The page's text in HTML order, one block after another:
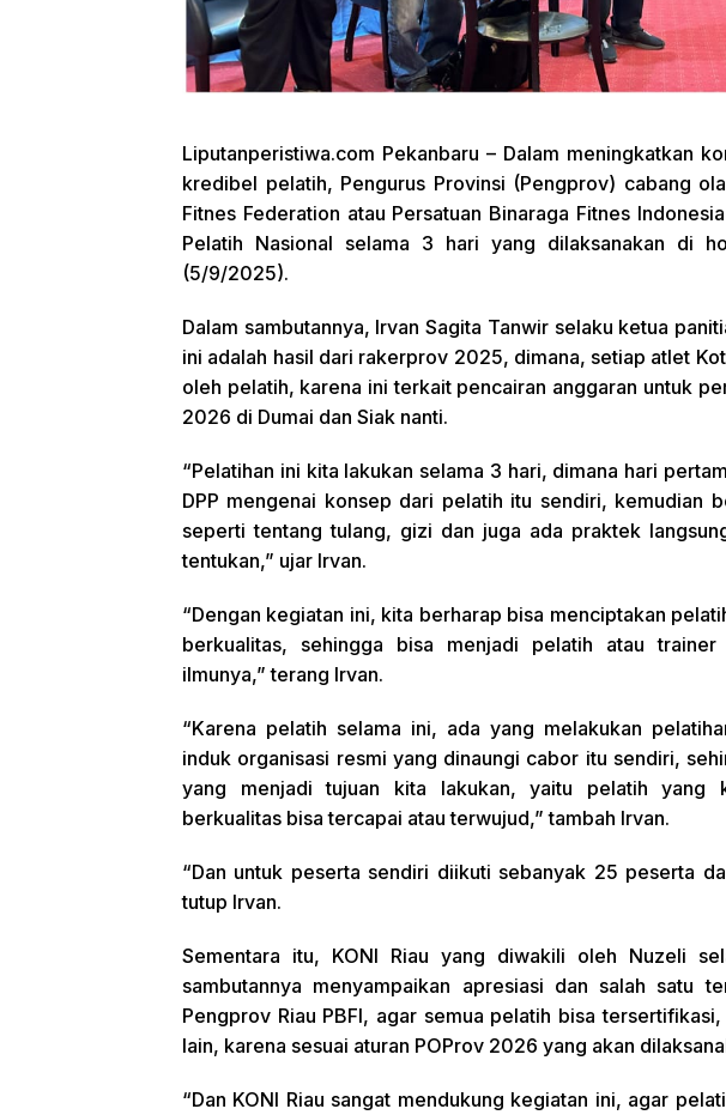
Liputanperistiwa.com Pekanbaru – Dalam meningkatkan
kredibel pelatih, Pengurus Provinsi (Pengprov) cabang
Fitnes Federation atau Persatuan Binaraga Fitnes
Pelatih Nasional selama 3 hari yang dilaksanakan di
(5/9/2025).
Dalam sambutannya, Irvan Sagita Tanwir selaku ketua
ini adalah hasil dari rakerprov 2025, dimana, setiap atlet
oleh pelatih, karena ini terkait pencairan anggaran untuk
2026 di Dumai dan Siak nanti.
“Pelatihan ini kita lakukan selama 3 hari, dimana hari
DPP mengenai konsep dari pelatih itu sendiri, kemudian
seperti tentang tulang, gizi dan juga ada praktek
tentukan,” ujar Irvan.
“Dengan kegiatan ini, kita berharap bisa menciptakan
berkualitas, sehingga bisa menjadi pelatih atau
ilmunya,” terang Irvan.
“Karena pelatih selama ini, ada yang melakukan
induk organisasi resmi yang dinaungi cabor itu sendiri,
yang menjadi tujuan kita lakukan, yaitu pelatih yang
berkualitas bisa tercapai atau terwujud,” tambah Irvan.
“Dan untuk peserta sendiri diikuti sebanyak 25 peserta
tutup Irvan.
Sementara itu, KONI Riau yang diwakili oleh Nuzeli
sambutannya menyampaikan apresiasi dan salah satu
Pengprov Riau PBFI, agar semua pelatih bisa
lain, karena sesuai aturan POProv 2026 yang akan
“Dan KONI Riau sangat mendukung kegiatan ini, agar